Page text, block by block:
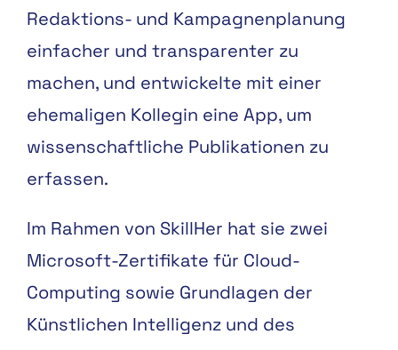
Redaktions- und Kampagnenplanung
einfacher und transparenter zu
machen, und entwickelte mit einer
ehemaligen Kollegin eine App, um
wissenschaftliche Publikationen zu
erfassen.
Im Rahmen von SkillHer hat sie zwei
Microsoft-Zertifikate für Cloud-
Computing sowie Grundlagen der
Künstlichen Intelligenz und des